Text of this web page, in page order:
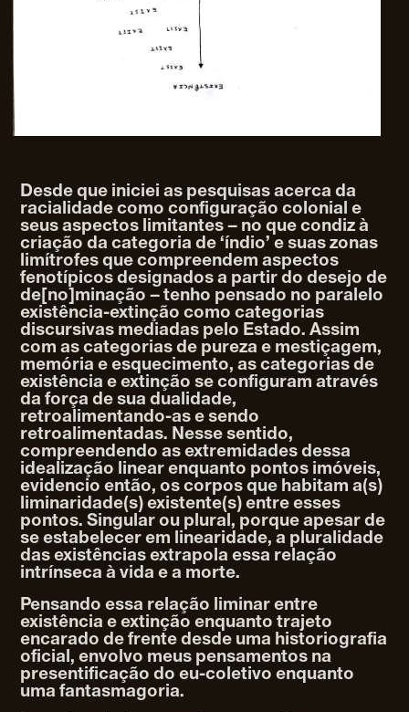
Desde que iniciei as pesquisas acerca da
racialidade como configuração colonial e
seus aspectos limitantes – no que condiz à
criação da categoria de ‘índio’ e suas zonas
limítrofes que compreendem aspectos
fenotípicos designados a partir do desejo de
de[no]minação – tenho pensado no paralelo
existência-extinção como categorias
discursivas mediadas pelo Estado. Assim
com as categorias de pureza e mestiçagem,
memória e esquecimento, as categorias de
existência e extinção se configuram através
da força de sua dualidade,
retroalimentando-as e sendo
retroalimentadas. Nesse sentido,
compreendendo as extremidades dessa
idealização linear enquanto pontos imóveis,
evidencio então, os corpos que habitam a(s)
liminaridade(s) existente(s) entre esses
pontos. Singular ou plural, porque apesar de
se estabelecer em linearidade, a pluralidade
das existências extrapola essa relação
intrínseca à vida e a morte.
Pensando essa relação liminar entre
existência e extinção enquanto trajeto
encarado de frente desde uma historiografia
oficial, envolvo meus pensamentos na
presentificação do eu-coletivo enquanto
uma fantasmagoria.